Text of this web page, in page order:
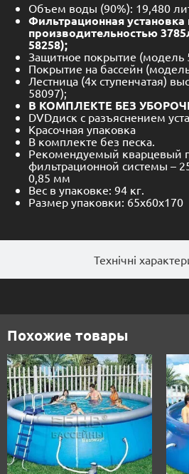
Технічні
Объем воды (90%): 19,480
Фильтрационная установка
производительностью
58258);
Защитное покрытие (модель
Покрытие на бассейн
Лестница (4х ступенчатая)
58097);
В КОМПЛЕКТЕ БЕЗ
DVDдиск с разъяснением
Красочная упаковка
В комплекте без песка.
Рекомендуемый кварцевый
фильтрационной системы –
0,85 мм
Вес в упаковке: 94 кг.
Размер упаковки: 65х60х170
Похожие товары